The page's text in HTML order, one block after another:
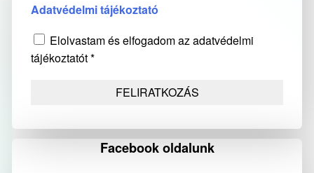
Adatvédelmi tájékoztató
Elolvastam és elfogadom az adatvédelmi
tájékoztatót *
Facebook oldalunk